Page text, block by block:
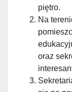
piętro.
Na
oraz